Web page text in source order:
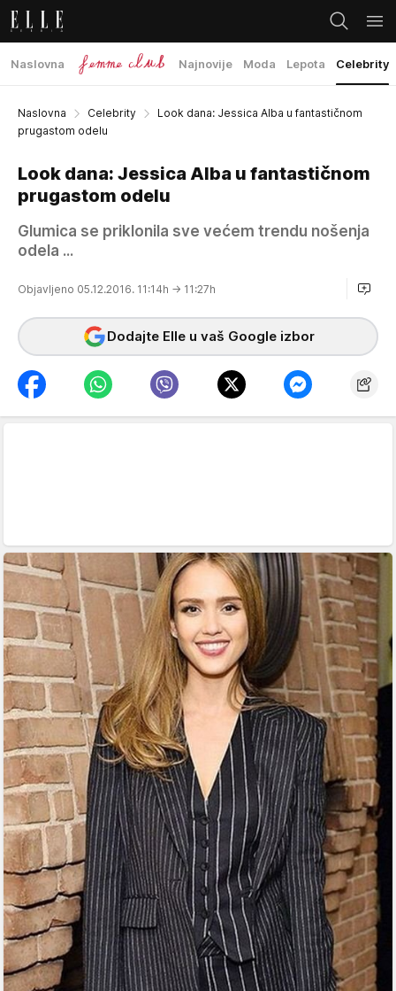
Naslovna Najnovije Moda Lepota Celebrity
Naslovna Celebrity
Look dana: Jessica Alba u fantastičnom
prugastom odelu
Look dana: Jessica Alba u fantastičnom
prugastom odelu
Glumica se priklonila sve većem trendu nošenja
odela ...
Objavljeno 05.12.2016. 11:14h → 11:27h
Dodajte Elle u vaš Google izbor